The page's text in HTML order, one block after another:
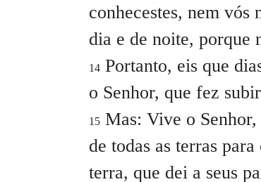
conhecestes, nem vós
dia e de noite, porque
14 Portanto, eis que
o Senhor, que fez
15 Mas: Vive o
de todas as terras
terra, que dei a seus